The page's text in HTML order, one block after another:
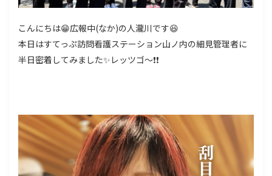
こんにちは😁広報中(なか)の人瀧川です😆
本日はすてっぷ訪問看護ステーション山ノ内の細見管理者に
半日密着してみました✨レッツゴ～❗❗